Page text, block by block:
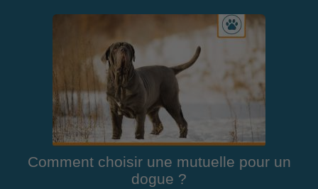
Comment choisir une mutuelle pour un
dogue ?